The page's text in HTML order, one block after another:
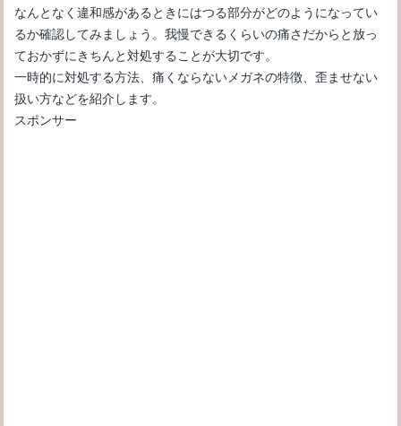
なんとなく違和感があるときにはつる部分がどのようになってい
るか確認してみましょう。我慢できるくらいの痛さだからと放っ
ておかずにきちんと対処することが大切です。
一時的に対処する方法、痛くならないメガネの特徴、歪ませない
扱い方などを紹介します。
スポンサー